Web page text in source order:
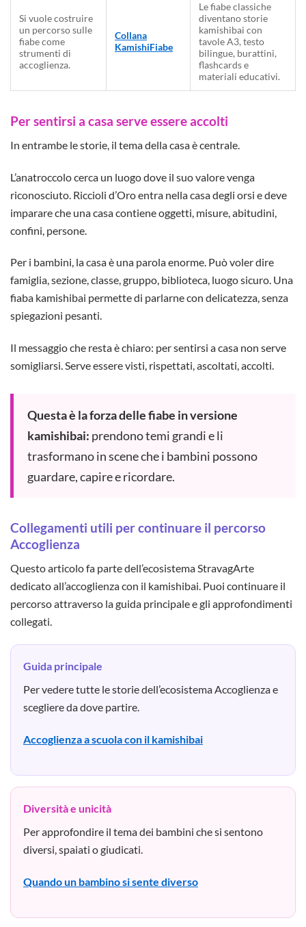
Si vuole costruire
un percorso sulle
fiabe come
strumenti di
accoglienza.
Collana
KamishiFiabe
Le fiabe classiche
diventano storie
kamishibai con
tavole A3, testo
bilingue, burattini,
flashcards e
materiali educativi.
Per sentirsi a casa serve essere accolti
In entrambe le storie, il tema della casa è centrale.
L’anatroccolo cerca un luogo dove il suo valore venga
riconosciuto. Riccioli d’Oro entra nella casa degli orsi e deve
imparare che una casa contiene oggetti, misure, abitudini,
confini, persone.
Per i bambini, la casa è una parola enorme. Può voler dire
famiglia, sezione, classe, gruppo, biblioteca, luogo sicuro. Una
fiaba kamishibai permette di parlarne con delicatezza, senza
spiegazioni pesanti.
Il messaggio che resta è chiaro: per sentirsi a casa non serve
somigliarsi. Serve essere visti, rispettati, ascoltati, accolti.
Questa è la forza delle fiabe in versione
kamishibai: prendono temi grandi e li
trasformano in scene che i bambini possono
guardare, capire e ricordare.
Collegamenti utili per continuare il percorso
Accoglienza
Questo articolo fa parte dell’ecosistema StravagArte
dedicato all’accoglienza con il kamishibai. Puoi continuare il
percorso attraverso la guida principale e gli approfondimenti
collegati.
Guida principale
Per vedere tutte le storie dell’ecosistema Accoglienza e
scegliere da dove partire.
Accoglienza a scuola con il kamishibai
Diversità e unicità
Per approfondire il tema dei bambini che si sentono
diversi, spaiati o giudicati.
Quando un bambino si sente diverso